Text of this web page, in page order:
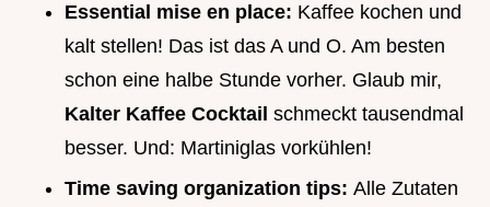
Essential mise en place: Kaffee kochen und
kalt stellen! Das ist das A und O. Am besten
schon eine halbe Stunde vorher. Glaub mir,
Kalter Kaffee Cocktail schmeckt tausendmal
besser. Und: Martiniglas vorkühlen!
Time saving organization tips: Alle Zutaten